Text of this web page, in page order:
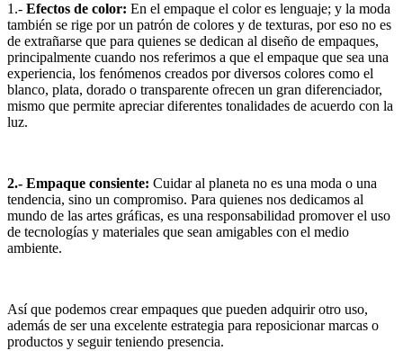
1.- Efectos de color: En el empaque el color es lenguaje; y la moda
también se rige por un patrón de colores y de texturas, por eso no es
de extrañarse que para quienes se dedican al diseño de empaques,
principalmente cuando nos referimos a que el empaque que sea una
experiencia, los fenómenos creados por diversos colores como el
blanco, plata, dorado o transparente ofrecen un gran diferenciador,
mismo que permite apreciar diferentes tonalidades de acuerdo con la
luz.
2.- Empaque consiente: Cuidar al planeta no es una moda o una
tendencia, sino un compromiso. Para quienes nos dedicamos al
mundo de las artes gráficas, es una responsabilidad promover el uso
de tecnologías y materiales que sean amigables con el medio
ambiente.
Así que podemos crear empaques que pueden adquirir otro uso,
además de ser una excelente estrategia para reposicionar marcas o
productos y seguir teniendo presencia.